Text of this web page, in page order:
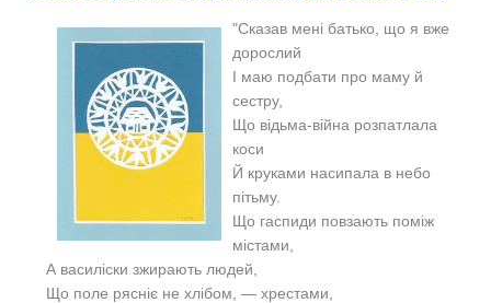
"Сказав мені батько, що я вже
дорослий
І маю подбати про маму й
сестру,
Що відьма-війна розпатлала
коси
Й круками насипала в небо
пітьму.
Що гаспиди повзають поміж
містами,
А василіски зжирають людей,
Що поле рясніє не хлібом, — хрестами,